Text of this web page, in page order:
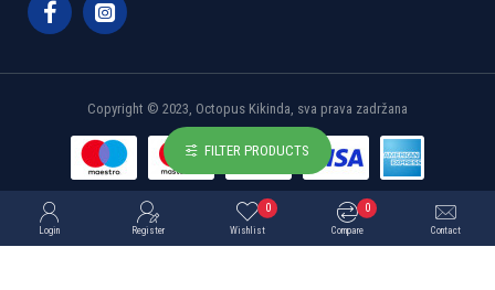
Copyright © 2023, Octopus Kikinda, sva prava zadržana
Login Register Wishlist
0
Compare
0
Contact
FILTER PRODUCTS